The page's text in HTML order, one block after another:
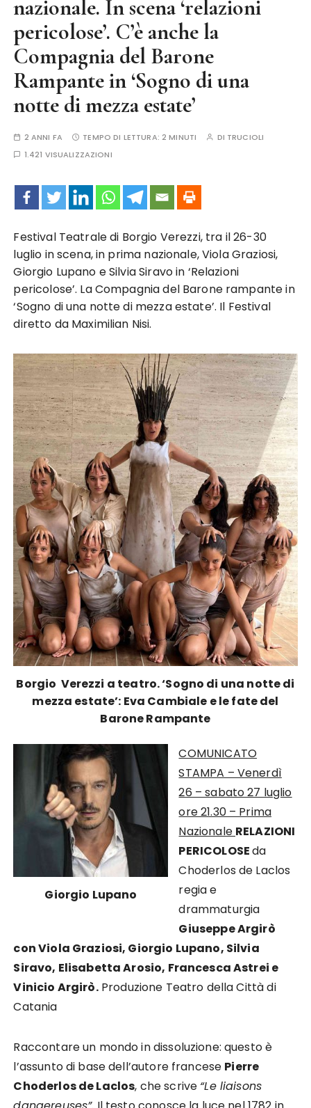
nazionale. In scena ‘relazioni
pericolose’. C’è anche la
Compagnia del Barone
Rampante in ‘Sogno di una
notte di mezza estate’
2 ANNI FA TEMPO DI LETTURA:2 MINUTI DI TRUCIOLI
1.421 VISUALIZZAZIONI
Festival Teatrale di Borgio Verezzi, tra il 26-30
luglio in scena, in prima nazionale, Viola Graziosi,
Giorgio Lupano e Silvia Siravo in ‘Relazioni
pericolose’. La Compagnia del Barone rampante in
‘Sogno di una notte di mezza estate’. Il Festival
diretto da Maximilian Nisi.
Borgio Verezzi a teatro. ‘Sogno di una notte di
mezza estate’: Eva Cambiale e le fate del
Barone Rampante
Giorgio Lupano
COMUNICATO
STAMPA – Venerdì
26 – sabato 27 luglio
ore 21.30 – Prima
Nazionale RELAZIONI
PERICOLOSEda
Choderlos de Laclos
regia e
drammaturgia
Giuseppe Argirò
con Viola Graziosi, Giorgio Lupano, Silvia
Siravo, Elisabetta Arosio, Francesca Astrei e
Vinicio Argirò.Produzione Teatro della Città di
Catania
Raccontare un mondo in dissoluzione: questo è
l’assunto di base dell’autore francese Pierre
Choderlos de Laclos, che scrive “Le liaisons